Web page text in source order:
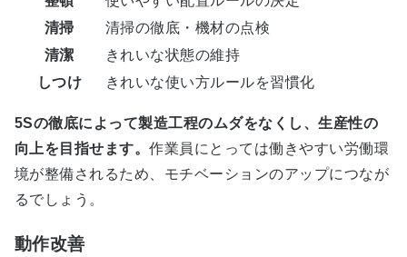
清掃
清掃の徹底・機材の点検
清潔
きれいな状態の維持
しつけ
きれいな使い方ルールを習慣化
5Sの徹底によって製造工程のムダをなくし、生産性の
向上を目指せます。作業員にとっては働きやすい労働環
境が整備されるため、モチベーションのアップにつなが
るでしょう。
動作改善